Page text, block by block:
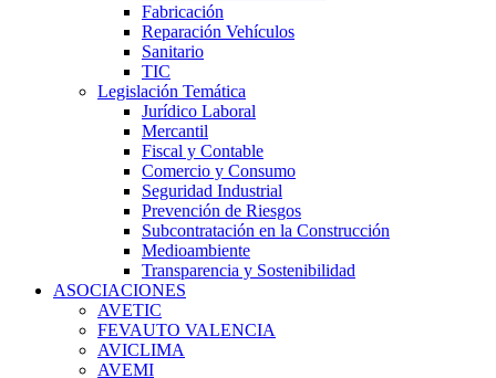
Fabricación
Reparación Vehículos
Sanitario
TIC
Legislación Temática
Jurídico Laboral
Mercantil
Fiscal y Contable
Comercio y Consumo
Seguridad Industrial
Prevención de Riesgos
Subcontratación en la Construcción
Medioambiente
Transparencia y Sostenibilidad
ASOCIACIONES
AVETIC
FEVAUTO VALENCIA
AVICLIMA
AVEMI